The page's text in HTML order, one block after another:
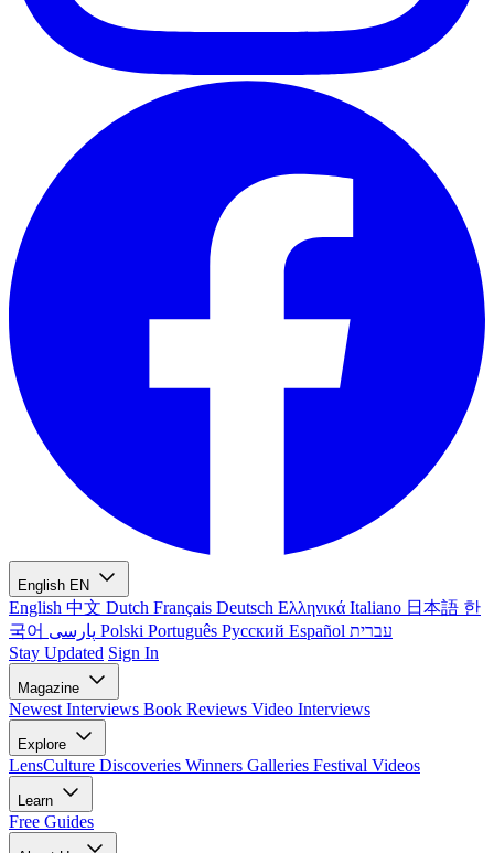
English EN
English 中文 Dutch Français Deutsch Ελληνικά Italiano 日本語 한
국어
Polski Português Русский Español עברית
Stay Updated Sign In
Magazine
Newest Interviews Book Reviews Video Interviews
Explore
LensCulture Discoveries Winners Galleries Festival Videos
Learn
Free Guides